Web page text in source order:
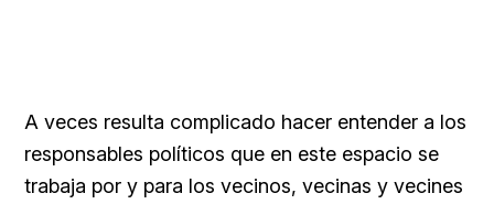
A veces resulta complicado hacer entender a los
responsables políticos que en este espacio se
trabaja por y para los vecinos, vecinas y vecines